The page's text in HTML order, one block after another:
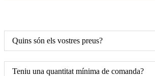
Quins són els vostres preus?
Teniu una quantitat mínima de comanda?